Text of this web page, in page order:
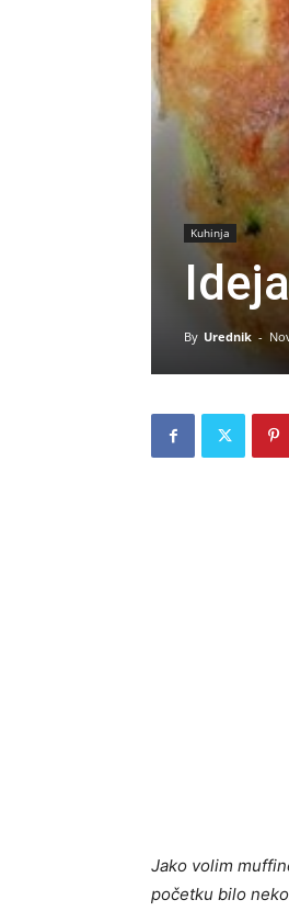
Kuhinja
By Urednik -
Jako volim
početku bilo